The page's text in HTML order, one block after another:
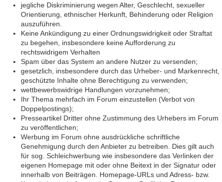
jegliche Diskriminierung wegen Alter, Geschlecht, sexueller
Orientierung, ethnischer Herkunft, Behinderung oder Religion
auszuführen.
Keine Ankündigung zu einer Ordnungswidrigkeit oder Straftat
zu begehen, insbesondere keine Aufforderung zu
rechtswidrigem Verhalten
Spam über das System an andere Nutzer zu versenden;
gesetzlich, insbesondere durch das Urheber- und Markenrecht,
geschützte Inhalte ohne Berechtigung zu verwenden;
wettbewerbswidrige Handlungen vorzunehmen;
Ihr Thema mehrfach im Forum einzustellen (Verbot von
Doppelpostings);
Presseartikel Dritter ohne Zustimmung des Urhebers im Forum
zu veröffentlichen;
Werbung im Forum ohne ausdrückliche schriftliche
Genehmigung durch den Anbieter zu betreiben. Dies gilt auch
für sog. Schleichwerbung wie insbesondere das Verlinken der
eigenen Homepage mit oder ohne Beitext in der Signatur oder
innerhalb von Beiträgen. Homepage-URLs und Adress- bzw.